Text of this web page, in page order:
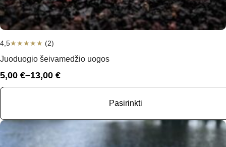
4,5★★★★★ (2)
Juoduogio šeivamedžio uogos
5,00 €–13,00 €
Price
range:
13,00 €
Pasirinkti